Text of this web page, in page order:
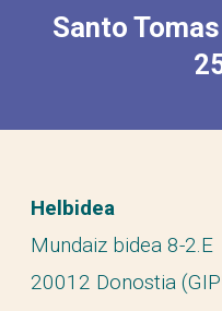
Santo
Helbidea
Mundaiz bidea 8-2.E
20012 Donostia